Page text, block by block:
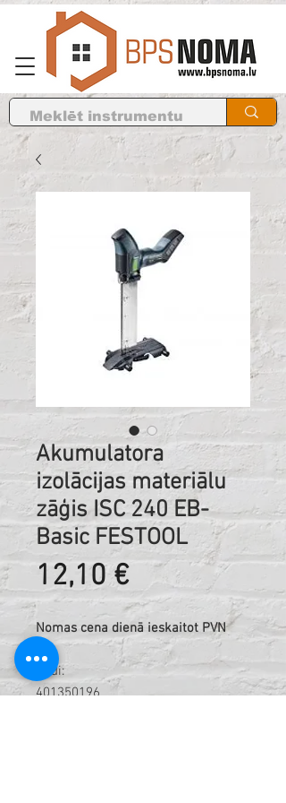
Akumulatora
izolācijas materiālu
zāģis ISC 240 EB-
Basic FESTOOL
12,10 €Cena
Nomas cena dienā ieskaitot PVN
Kodi:
401350196